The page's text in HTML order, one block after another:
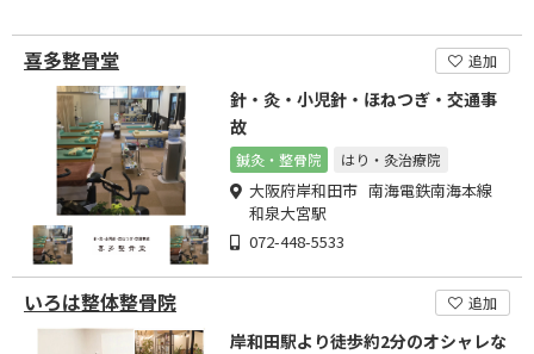
喜多整骨堂 追加
針・灸・小児針・ほねつぎ・交通事
故
鍼灸・整骨院 はり・灸治療院
大阪府岸和田市 南海電鉄南海本線
和泉大宮駅
072-448-5533
いろは整体整骨院 追加
岸和田駅より徒歩約2分のオシャレな